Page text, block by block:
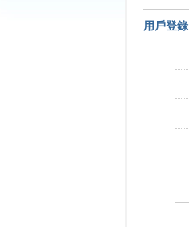
用戶登錄